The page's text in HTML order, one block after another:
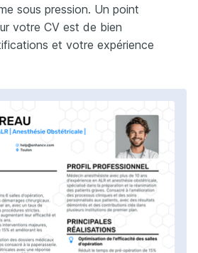
sous pression. Un point
votre CV est de bien
et votre expérience